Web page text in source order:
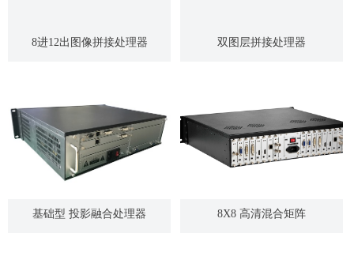
8进12出图像拼接处理器 双图层拼接处理器
基础型 投影融合处理器 8X8 高清混合矩阵